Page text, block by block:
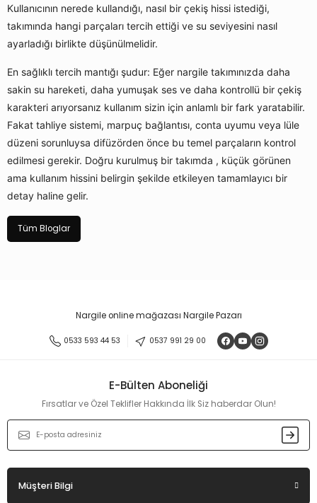
Kullanıcının nerede kullandığı, nasıl bir çekiş hissi istediği,
takımında hangi parçaları tercih ettiği ve su seviyesini nasıl
ayarladığı birlikte düşünülmelidir.
En sağlıklı tercih mantığı şudur: Eğer nargile takımınızda daha
sakin su hareketi, daha yumuşak ses ve daha kontrollü bir çekiş
karakteri arıyorsanız kullanım sizin için anlamlı bir fark yaratabilir.
Fakat tahliye sistemi, marpuç bağlantısı, conta uyumu veya lüle
düzeni sorunluysa difüzörden önce bu temel parçaların kontrol
edilmesi gerekir. Doğru kurulmuş bir takımda , küçük görünen
ama kullanım hissini belirgin şekilde etkileyen tamamlayıcı bir
detay haline gelir.
Tüm Bloglar
Nargile online mağazası Nargile Pazarı
0533 593 44 53 0537 991 29 00
E-Bülten Aboneliği
Fırsatlar ve Özel Teklifler Hakkında İlk Siz haberdar Olun!
Müşteri Bilgi